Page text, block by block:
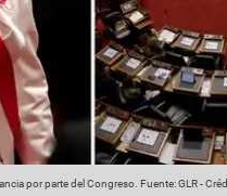
por parte del Congreso. Fuente: GLR-